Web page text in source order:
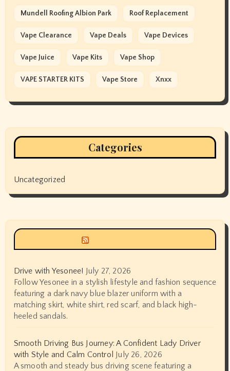
Mundell Roofing Albion Park Roof Replacement
Vape Clearance Vape Deals Vape Devices
Vape Juice Vape Kits Vape Shop
VAPE STARTER KITS Vape Store Xnxx
Categories
Uncategorized
Drive with Yesonee! July 27, 2026
Follow Yesonee in a stylish lifestyle and fashion sequence
featuring a dark navy blue blazer uniform with a
matching skirt, white shirt, red scarf, and black high-
heeled sandals.
Smooth Driving Bus Journey: A Confident Lady Driver
with Style and Calm Control July 26, 2026
A smooth and steady bus driving scene featuring a